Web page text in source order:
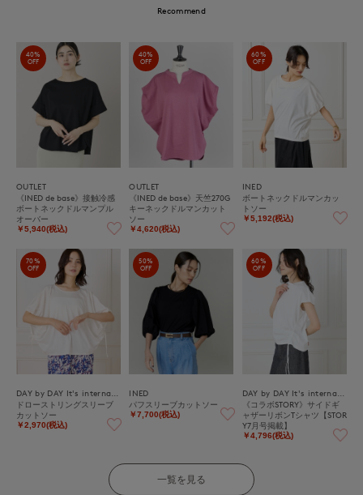
Recommend
40%
OFF
OUTLET
《INED de base》接触冷感
ボートネックドルマンプル
オーバー
￥5,940(税込)
40%
OFF
OUTLET
《INED de base》天竺270G
キーネックドルマンカット
ソー
￥4,620(税込)
60%
OFF
INED
ボートネックドルマンカッ
トソー
￥5,192(税込)
70%
OFF
ドローストリングスリーブ
カットソー
￥2,970(税込)
50%
OFF
INED
パフスリーブカットソー
￥7,700(税込)
60%
OFF
《コラボSTORY》サイドギ
ャザーリボンTシャツ【STOR
Y7月号掲載】
￥4,796(税込)
一覧を見る